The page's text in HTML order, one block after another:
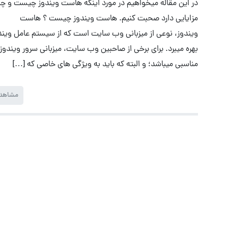
در این مقاله میخواهیم در مورد اینکه هاست ویندوز چیست و
مزایایی دارد صحبت کنیم. هاست ویندوز چیست ؟ هاست
ویندوز، نوعی از میزبانی وب سایت است که از سیستم عامل
بهره میبرد. برای برخی از صاحبین وب سایت، میزبانی سرور
مناسبی میباشد؛ و البته که باید به ویژگی های خاصی که […]